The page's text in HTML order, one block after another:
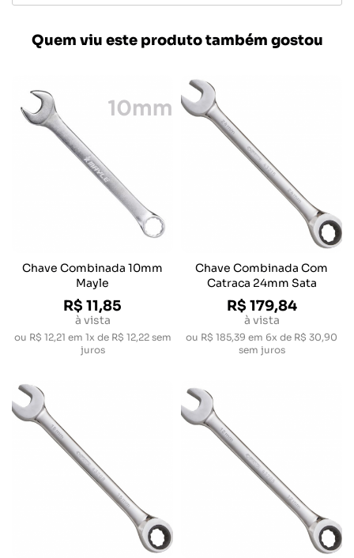
Quem viu este produto também gostou
Chave Combinada 10mm
Mayle
R$ 11,85
à vista
ou R$ 12,21 em 1x de R$ 12,22 sem
juros
Chave Combinada Com
Catraca 24mm Sata
R$ 179,84
à vista
ou R$ 185,39 em 6x de R$ 30,90
sem juros